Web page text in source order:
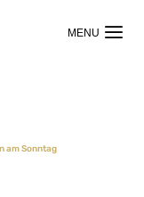
am Sonntag